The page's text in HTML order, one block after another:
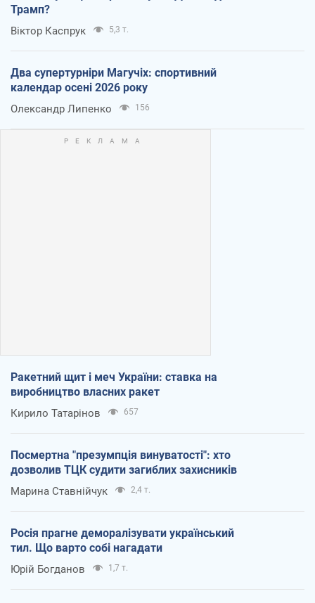
Трамп?
Віктор Каспрук 5,3 т.
Два супертурніри Магучіх: спортивний
календар осені 2026 року
Олександр Липенко 156
Ракетний щит і меч України: ставка на
виробництво власних ракет
Кирило Татарінов 657
Посмертна "презумпція винуватості": хто
дозволив ТЦК судити загиблих захисників
Марина Ставнійчук 2,4 т.
Росія прагне деморалізувати український
тил. Що варто собі нагадати
Юрій Богданов 1,7 т.